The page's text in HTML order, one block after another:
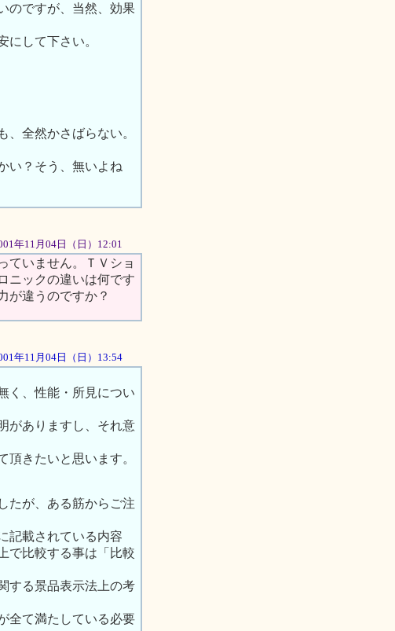
のですが、当然、効果
して下さい。
、全然かさばらない。
い？そう、無いよね
年11月04日（日）12:01
ていません。ＴＶショ
ニックの違いは何です
が違うのですか？
年11月04日（日）13:54
く、性能・所見につい
がありますし、それ意
きたいと思います。
たが、ある筋からご注
記載されている内容
で比較する事は「比較
する景品表示法上の考
全て満たしている必要